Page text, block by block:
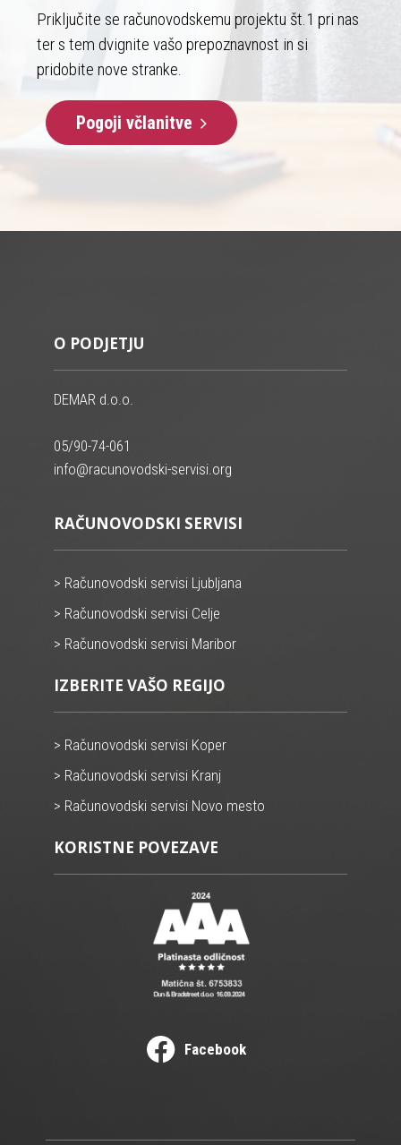
Priključite se računovodskemu projektu št.1 pri nas
ter s tem dvignite vašo prepoznavnost in si
pridobite nove stranke.
Pogoji včlanitve
O PODJETJU
DEMAR d.o.o.
05/90-74-061
info@racunovodski-servisi.org
RAČUNOVODSKI SERVISI
> Računovodski servisi Ljubljana
> Računovodski servisi Celje
> Računovodski servisi Maribor
IZBERITE VAŠO REGIJO
> Računovodski servisi Koper
> Računovodski servisi Kranj
> Računovodski servisi Novo mesto
KORISTNE POVEZAVE
Facebook